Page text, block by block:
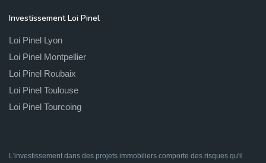
Investissement Loi Pinel
Loi Pinel Lyon
Loi Pinel Montpellier
Loi Pinel Roubaix
Loi Pinel Toulouse
Loi Pinel Tourcoing
L'investissement dans des projets immobiliers comporte des risques qu'il